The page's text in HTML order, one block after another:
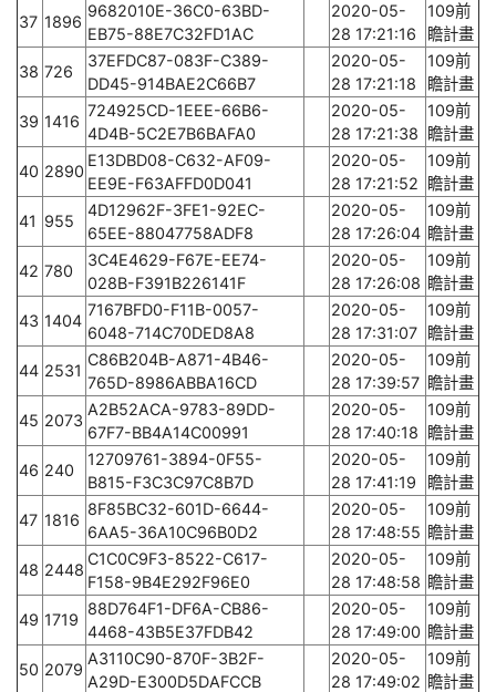
37 1896
9682010E-36C0-63BD-
EB75-88E7C32FD1AC
2020-05-
28 17:21:16
109前
瞻計畫
38 726
37EFDC87-083F-C389-
DD45-914BAE2C66B7
2020-05-
28 17:21:18
109前
瞻計畫
39 1416
724925CD-1EEE-66B6-
4D4B-5C2E7B6BAFA0
2020-05-
28 17:21:38
109前
瞻計畫
40 2890
E13DBD08-C632-AF09-
EE9E-F63AFFD0D041
2020-05-
28 17:21:52
109前
瞻計畫
41 955
4D12962F-3FE1-92EC-
65EE-88047758ADF8
2020-05-
28 17:26:04
109前
瞻計畫
42 780
3C4E4629-F67E-EE74-
028B-F391B226141F
2020-05-
28 17:26:08
109前
瞻計畫
43 1404
7167BFD0-F11B-0057-
6048-714C70DED8A8
2020-05-
28 17:31:07
109前
瞻計畫
44 2531
C86B204B-A871-4B46-
765D-8986ABBA16CD
2020-05-
28 17:39:57
109前
瞻計畫
45 2073
A2B52ACA-9783-89DD-
67F7-BB4A14C00991
2020-05-
28 17:40:18
109前
瞻計畫
46 240
12709761-3894-0F55-
B815-F3C3C97C8B7D
2020-05-
28 17:41:19
109前
瞻計畫
47 1816
8F85BC32-601D-6644-
6AA5-36A10C96B0D2
2020-05-
28 17:48:55
109前
瞻計畫
48 2448
C1C0C9F3-8522-C617-
F158-9B4E292F96E0
2020-05-
28 17:48:58
109前
瞻計畫
49 1719
88D764F1-DF6A-CB86-
4468-43B5E37FDB42
2020-05-
28 17:49:00
109前
瞻計畫
50 2079
A3110C90-870F-3B2F-
A29D-E300D5DAFCCB
2020-05-
28 17:49:02
109前
瞻計畫